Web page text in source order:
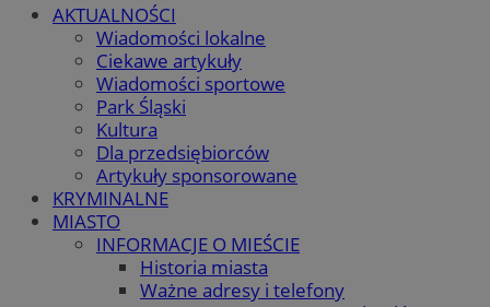
AKTUALNOŚCI
Wiadomości lokalne
Ciekawe artykuły
Wiadomości sportowe
Park Śląski
Kultura
Dla przedsiębiorców
Artykuły sponsorowane
KRYMINALNE
MIASTO
INFORMACJE O MIEŚCIE
Historia miasta
Ważne adresy i telefony